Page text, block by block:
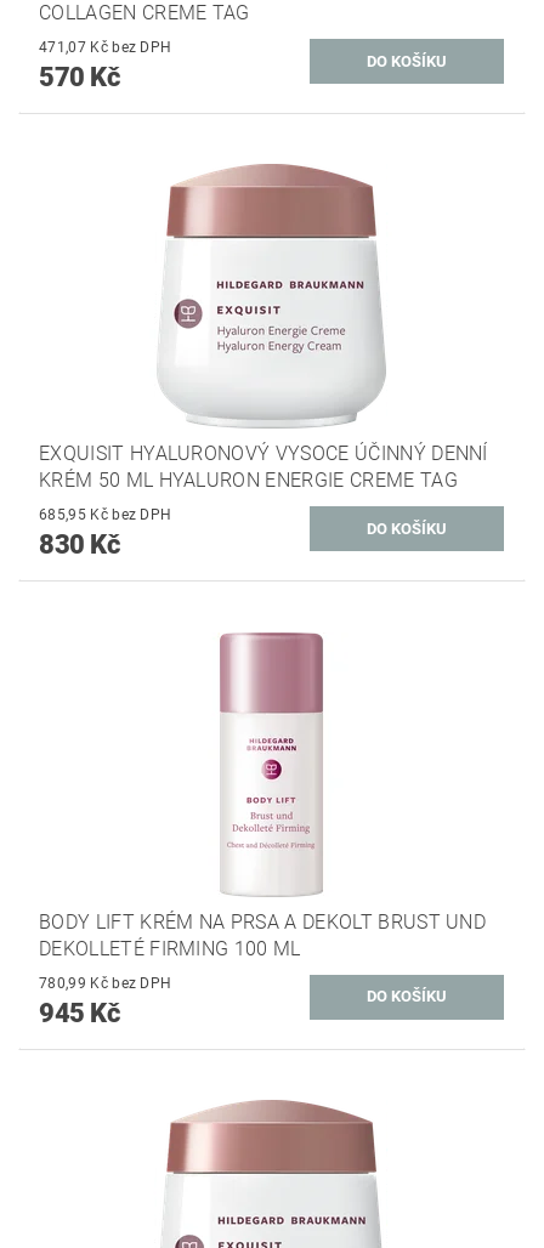
COLLAGEN CREME TAG
471,07 Kč bez DPH
570 Kč
EXQUISIT HYALURONOVÝ VYSOCE ÚČINNÝ DENNÍ
KRÉM 50 ML HYALURON ENERGIE CREME TAG
685,95 Kč bez DPH
830 Kč
BODY LIFT KRÉM NA PRSA A DEKOLT BRUST UND
DEKOLLETÉ FIRMING 100 ML
780,99 Kč bez DPH
945 Kč